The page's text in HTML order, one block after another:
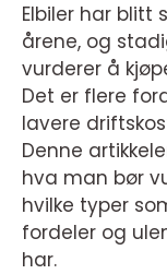
Elbiler har
årene, og
vurderer å
Det er flere
lavere
Denne
hva man bør
hvilke typer
fordeler og
har.